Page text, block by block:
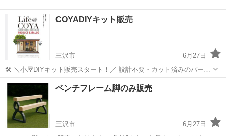
COYADIYキット販売
三沢市
6月27日
🛠️ ＼小屋DIYキット販売スタート！／ 設計不要・カット済みのパーツ
がセットになった「組み立て式小屋キット」。 配送後すぐに組み立て
スタートできます！ 用途やサイズもカスタムOK。 * 「庭にもうひと
つの居場所を。」 木の...
青森 三沢市
ベンチフレーム脚のみ販売
三沢市
6月27日